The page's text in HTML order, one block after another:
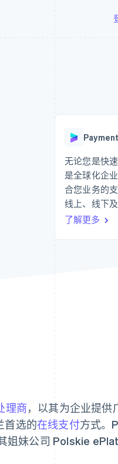
API 状态
无论您是快
是全球化企
合您业务的
线上、线下
了解更多
理商，以其为企业提供
首选的在线支付方式。
姐妹公司 Polskie